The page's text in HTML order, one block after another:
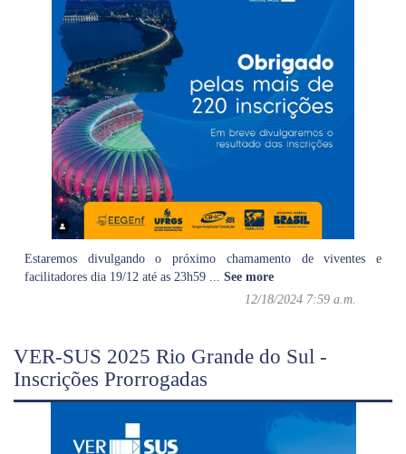
Estaremos divulgando o próximo chamamento de viventes e
facilitadores dia 19/12 até as 23h59 ... See more
12/18/2024 7:59 a.m.
VER-SUS 2025 Rio Grande do Sul -
Inscrições Prorrogadas